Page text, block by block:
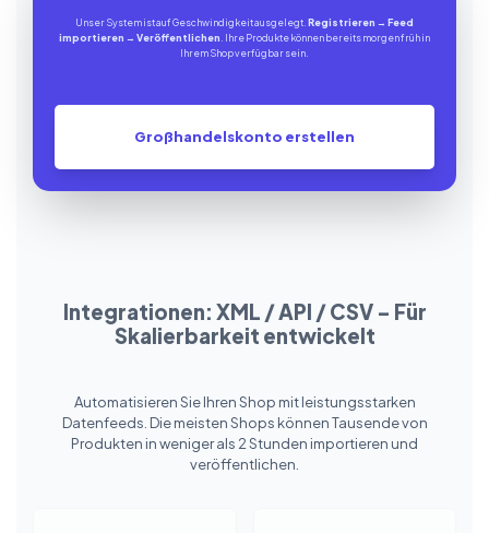
Unser System ist auf Geschwindigkeit ausgelegt. Registrieren → Feed
importieren → Veröffentlichen . Ihre Produkte können bereits morgen früh in
Ihrem Shop verfügbar sein.
Großhandelskonto erstellen
Integrationen: XML / API / CSV – Für
Skalierbarkeit entwickelt
Automatisieren Sie Ihren Shop mit leistungsstarken
Datenfeeds. Die meisten Shops können Tausende von
Produkten in weniger als 2 Stunden importieren und
veröffentlichen.